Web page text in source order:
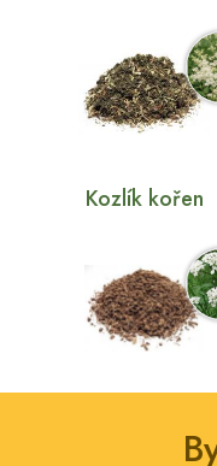
Kozlík kořen